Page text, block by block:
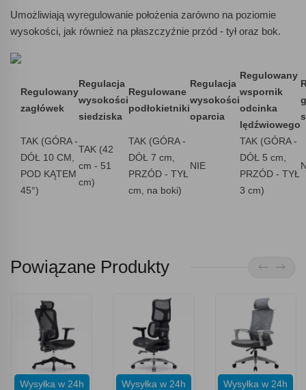
Umożliwiają wyregulowanie położenia zarówno na poziomie
wysokości, jak również na płaszczyźnie przód - tył oraz bok.
Regulowany
zagłówek
Regulacja
wysokości
siedziska
Regulowane
podłokietniki
Regulacja
wysokości
oparcia
Regulowany
wspornik
odcinka
lędźwiowego
TAK (GÓRA -
DÓŁ 10 CM,
POD KĄTEM
45°)
TAK (42
cm - 51
cm)
TAK (GÓRA -
DÓŁ 7 cm,
PRZÓD - TYŁ
cm, na boki)
NIE
TAK (GÓRA -
DÓŁ 5 cm,
PRZÓD - TYŁ
3 cm)
Powiązane Produkty
Wysyłka w 24h Wysyłka w 24h Wysyłka w 24h